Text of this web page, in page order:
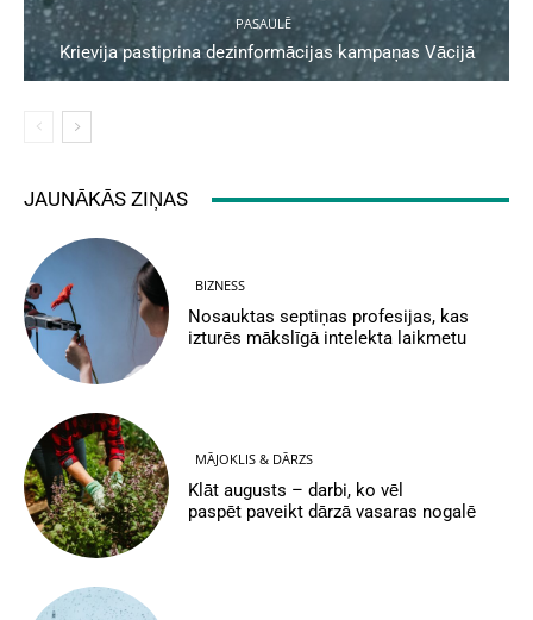
PASAULĒ
Krievija pastiprina dezinformācijas kampaņas Vācijā
JAUNĀKĀS ZIŅAS
BIZNESS
Nosauktas septiņas profesijas, kas
izturēs mākslīgā intelekta laikmetu
MĀJOKLIS & DĀRZS
Klāt augusts – darbi, ko vēl
paspēt paveikt dārzā vasaras nogalē